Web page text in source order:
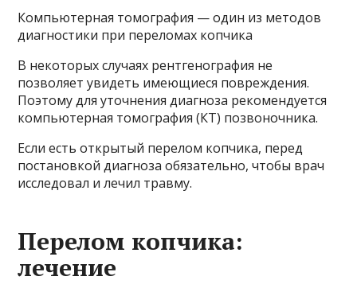
Компьютерная томография — один из методов
диагностики при переломах копчика
В некоторых случаях рентгенография не
позволяет увидеть имеющиеся повреждения.
Поэтому для уточнения диагноза рекомендуется
компьютерная томография (КТ) позвоночника.
Если есть открытый перелом копчика, перед
постановкой диагноза обязательно, чтобы врач
исследовал и лечил травму.
Перелом копчика:
лечение